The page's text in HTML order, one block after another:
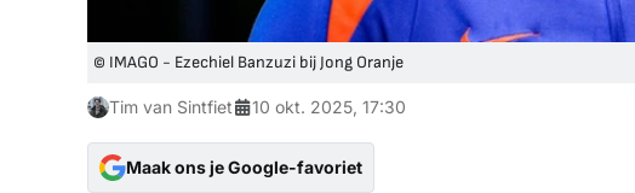
© IMAGO - Ezechiel Banzuzi bij Jong Oranje
Tim van Sintfiet 10 okt. 2025, 17:30
Maak ons je Google-favoriet